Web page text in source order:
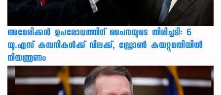
അമേരിക്കൻ ഉപരോധത്തിന് ചൈനയുടെ തിരിച്ചടി: 6
യു.എസ് കമ്പനികൾക്ക് വിലക്ക്, ഡ്രോൺ കയറ്റുമതിയിൽ
നിയന്ത്രണം